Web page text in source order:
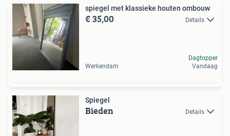
spiegel met klassieke houten ombouw
€ 35,00 Details
Werkendam
Dagtopper
Vandaag
Spiegel
Bieden Details